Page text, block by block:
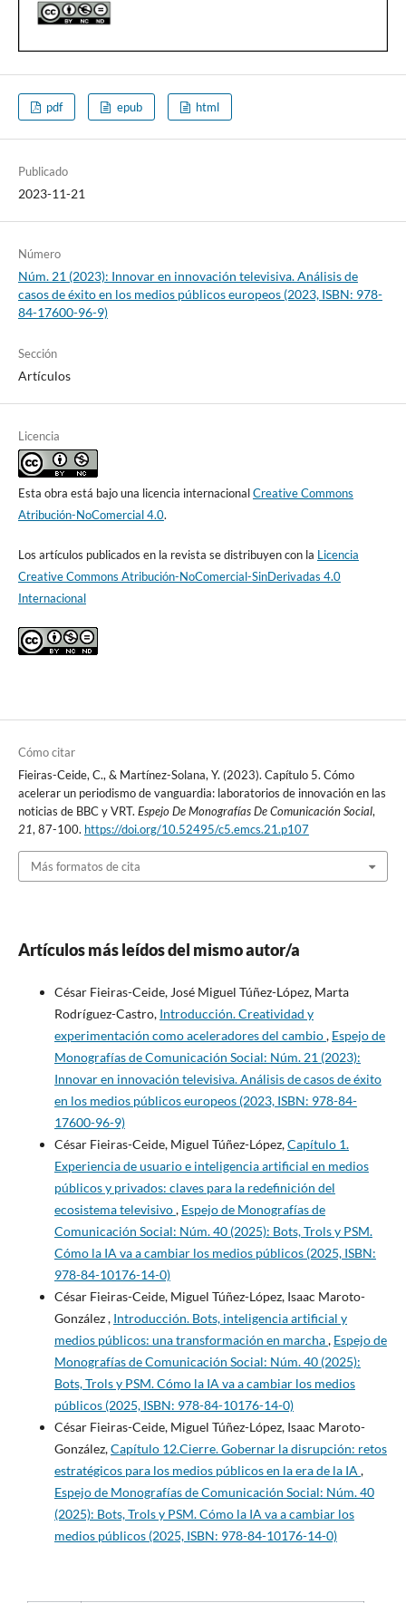
pdf epub html
Publicado
2023-11-21
Número
Núm. 21 (2023): Innovar en innovación televisiva. Análisis de
casos de éxito en los medios públicos europeos (2023, ISBN: 978-
84-17600-96-9)
Sección
Artículos
Licencia
Esta obra está bajo una licencia internacionalCreative Commons
Atribución-NoComercial 4.0.
Los artículos publicados en la revista se distribuyen con la Licencia
Creative Commons Atribución-NoComercial-SinDerivadas 4.0
Internacional
Cómo citar
Fieiras-Ceide, C., & Martínez-Solana, Y. (2023). Capítulo 5. Cómo
acelerar un periodismo de vanguardia: laboratorios de innovación en las
noticias de BBC y VRT. Espejo De Monografías De Comunicación Social,
21, 87-100. https://doi.org/10.52495/c5.emcs.21.p107
Más formatos de cita
Artículos más leídos del mismo autor/a
César Fieiras-Ceide, José Miguel Túñez-López, Marta
Rodríguez-Castro, Introducción. Creatividad y
experimentación como aceleradores del cambio, Espejo de
Monografías de Comunicación Social: Núm. 21 (2023):
Innovar en innovación televisiva. Análisis de casos de éxito
en los medios públicos europeos (2023, ISBN: 978-84-
17600-96-9)
César Fieiras-Ceide, Miguel Túñez-López,Capítulo 1.
Experiencia de usuario e inteligencia artificial en medios
públicos y privados: claves para la redefinición del
ecosistema televisivo, Espejo de Monografías de
Comunicación Social: Núm. 40 (2025): Bots, Trols y PSM.
Cómo la IA va a cambiar los medios públicos (2025, ISBN:
978-84-10176-14-0)
César Fieiras-Ceide, Miguel Túñez-López, Isaac Maroto-
González , Introducción. Bots, inteligencia artificial y
medios públicos: una transformación en marcha, Espejo de
Monografías de Comunicación Social: Núm. 40 (2025):
Bots, Trols y PSM. Cómo la IA va a cambiar los medios
públicos (2025, ISBN: 978-84-10176-14-0)
César Fieiras-Ceide, Miguel Túñez-López, Isaac Maroto-
González,Capítulo 12.Cierre. Gobernar la disrupción: retos
estratégicos para los medios públicos en la era de la IA ,
Espejo de Monografías de Comunicación Social: Núm. 40
(2025): Bots, Trols y PSM. Cómo la IA va a cambiar los
medios públicos (2025, ISBN: 978-84-10176-14-0)